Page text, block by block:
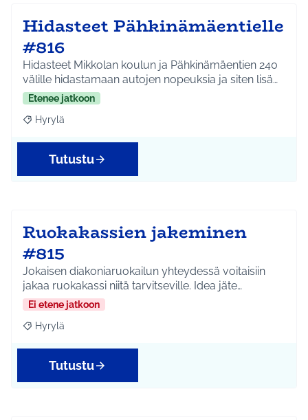
Hidasteet Pähkinämäentielle
#816
Hidasteet Mikkolan koulun ja Pähkinämäentien 240
välille hidastamaan autojen nopeuksia ja siten lisä…
Etenee jatkoon
Rajaa tulokset aihepiirin mukaan: Hyrylä
Hyrylä
Tutustu
Ruokakassien jakeminen
#815
Jokaisen diakoniaruokailun yhteydessä voitaisiin
jakaa ruokakassi niitä tarvitseville. Idea jäte…
Ei etene jatkoon
Rajaa tulokset aihepiirin mukaan: Hyrylä
Hyrylä
Tutustu